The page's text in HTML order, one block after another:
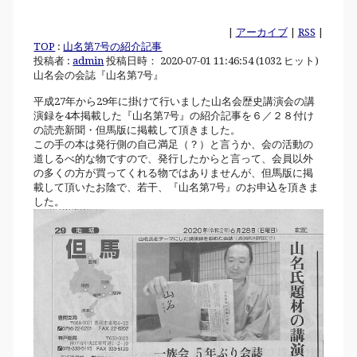
アーカイブ| RSS
TOP : 山名第7号の紹介記事
投稿者 :admin 投稿日時： 2020-07-01 11:46:54(1032 ヒット)
山名会の会誌『山名第7号』
平成27年から29年に掛けて行いました山名会歴史講演会の講
演録を4本掲載した『山名第7号』の紹介記事を６／２８付け
の読売新聞・但馬版に掲載して頂きました。
この手の本は発行側の自己満足（？）と言うか、会の活動の
道しるべ的な物ですので、発行したからと言って、会員以外
の多くの方が買ってくれる物ではありませんが、但馬版に掲
載して頂いたお陰で、若干、『山名第7号』のお申込を頂きま
した。